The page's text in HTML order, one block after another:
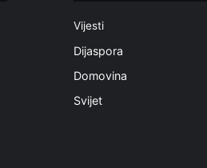
Vijesti
Dijaspora
Domovina
Svijet